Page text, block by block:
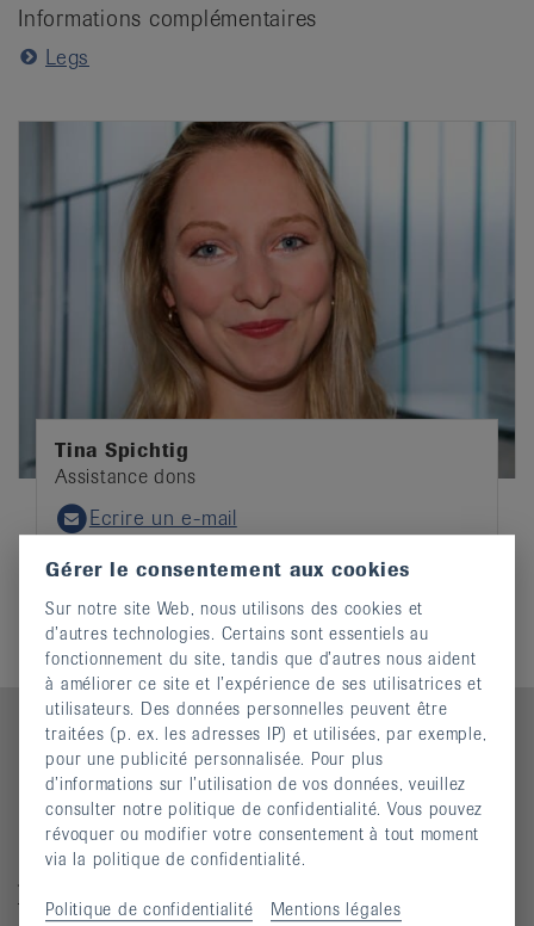
Informations complémentaires
Legs
Tina Spichtig
Assistance dons
EmailEcrire un e-mail
Contact
Ligue suisse contre le rhumatisme
Josefstrasse 92, 8005 Zürich
Téléphone: 044 487 40 00
Gérer le consentement aux cookies
Sur notre site Web, nous utilisons des cookies et
d’autres technologies. Certains sont essentiels au
fonctionnement du site, tandis que d’autres nous aident
à améliorer ce site et l’expérience de ses utilisatrices et
utilisateurs. Des données personnelles peuvent être
traitées (p. ex. les adresses IP) et utilisées, par exemple,
pour une publicité personnalisée. Pour plus
d’informations sur l’utilisation de vos données, veuillez
consulter notre politique de confidentialité. Vous pouvez
révoquer ou modifier votre consentement à tout moment
via la politique de confidentialité.
Politique de confidentialité Mentions légales